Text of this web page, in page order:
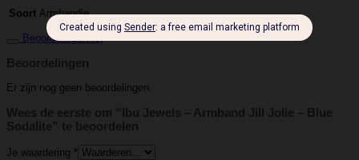
Soort Armbandje
Beoordelingen (0)
Beoordelingen
Er zijn nog geen beoordelingen.
Wees de eerste om “Ibu Jewels – Armband Jill Jolie – Blue
Sodalite” te beoordelen
Je waardering *